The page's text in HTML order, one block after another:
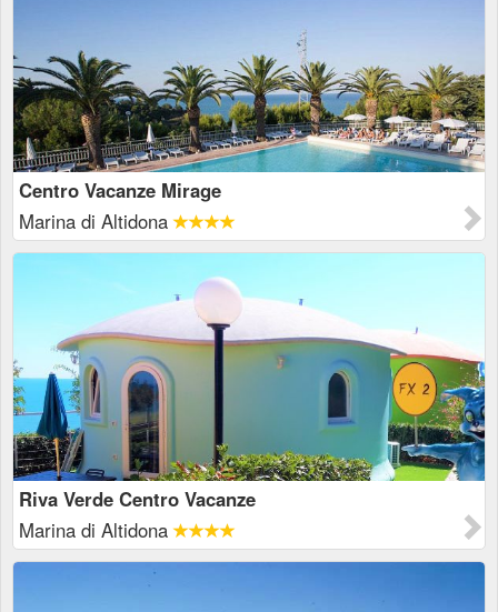
Centro Vacanze Mirage
Marina di Altidona
Riva Verde Centro Vacanze
Marina di Altidona